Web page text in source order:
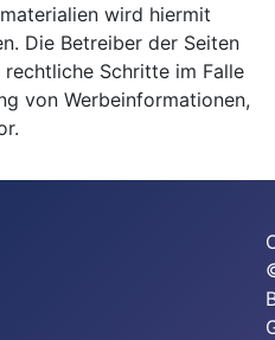
wird hiermit
Die Betreiber der Seiten
Schritte im Falle
von Werbeinformationen,